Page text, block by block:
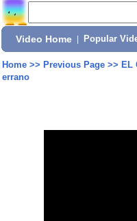
Video Home Popular
Home>> Previous Page>> EL
errano